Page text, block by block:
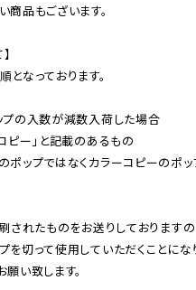
品もございます。
なっております。
プの入数が減数入荷した場合
ピー」と記載のあるもの
ポップではなくカラーコピーのポッ
されたものをお送りしておりますの
を切って使用していただくことにな
い致します。